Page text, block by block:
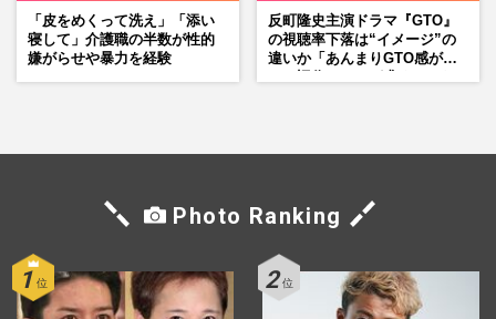
「皮をめくって洗え」「添い
寝して」介護職の半数が性的
嫌がらせや暴力を経験
反町隆史主演ドラマ『GTO』
の視聴率下落は“イメージ”の
違いか「あんまりGTO感がな
Photo Ranking